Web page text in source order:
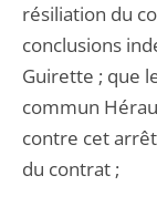
résiliation du
conclusions
Guirette ; que
commun
contre cet
du contrat ;